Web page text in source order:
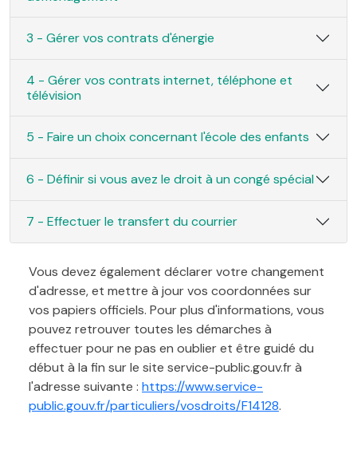
3 - Gérer vos contrats d'énergie
4 - Gérer vos contrats internet, téléphone et
télévision
5 - Faire un choix concernant l'école des enfants
6 - Définir si vous avez le droit à un congé spécial
7 - Effectuer le transfert du courrier
Vous devez également déclarer votre changement
d'adresse, et mettre à jour vos coordonnées sur
vos papiers officiels. Pour plus d'informations, vous
pouvez retrouver toutes les démarches à
effectuer pour ne pas en oublier et être guidé du
début à la fin sur le site service-public.gouv.fr à
l'adresse suivante : https://www.service-
public.gouv.fr/particuliers/vosdroits/F14128.